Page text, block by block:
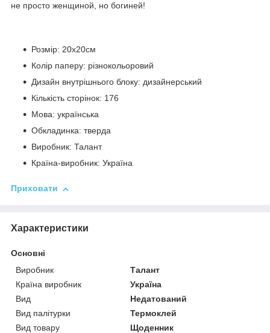
не просто женщиной, но богиней!
Розмір: 20х20см
Колір паперу: різнокольоровий
Дизайн внутрішнього блоку: дизайнерський
Кількість сторінок: 176
Мова: українська
Обкладинка: тверда
Виробник: Талант
Країна-виробник: Україна
Приховати
Характеристики
Основні
Виробник
Талант
Країна виробник
Україна
Вид
Недатований
Вид палітурки
Термоклей
Вид товару
Щоденник